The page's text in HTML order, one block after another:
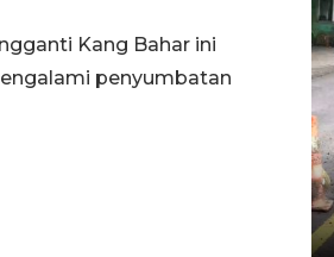
Kang Bahar ini
penyumbatan